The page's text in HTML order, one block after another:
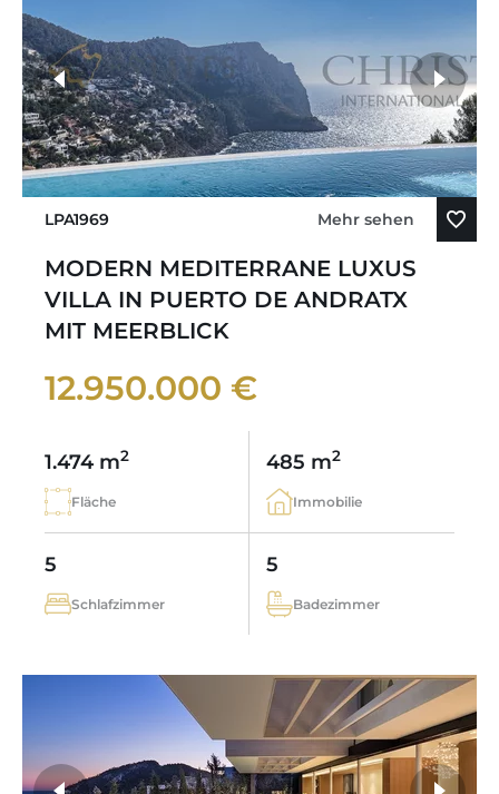
LPA1969 Mehr sehen
MODERN MEDITERRANE LUXUS
VILLA IN PUERTO DE ANDRATX
MIT MEERBLICK
12.950.000 €
1.474 m2
Fläche
485 m2
Immobilie
5
Schlafzimmer
5
Badezimmer